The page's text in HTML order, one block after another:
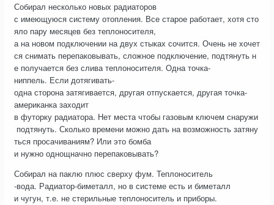
Собирал несколько новых радиаторов
с имеющуюся систему отопления. Все старое работает, хотя сто
яло пару месяцев без теплоносителя,
а на новом подключении на двух стыках сочится. Очень не хочет
ся снимать перепаковывать, сложное подключение, подтянуть н
е получается без слива теплоносителя. Одна точка-
ниппель. Если дотягивать-
одна сторона затягивается, другая отпускается, другая точка-
американка заходит
в футорку радиатора. Нет места чтобы газовым ключем снаружи
подтянуть. Сколько времени можно дать на возможность затяну
ться просачиваниям? Или это бомба
и нужно однощначно перепаковывать?
Собирал на паклю плюс сверху фум. Теплоноситель
-вода. Радиатор-биметалл, но в системе есть и биметалл
и чугун, т.е. не стерильные теплоноситель и приборы.